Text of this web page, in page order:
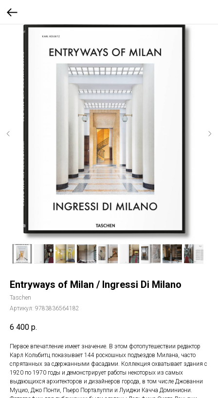
Entryways of Milan / Ingressi Di Milano
Taschen
Артикул: 9783836564182
6 400 р.
Первое впечатление имеет значение. В этом фотопутешествии редактор
Карл Кольбитц показывает 144 роскошных подъездов Милана, часто
спрятанных за сдержанными фасадами. Коллекция охватывает здания с
1920 по 1970 годы и демонстрирует работы некоторых из самых
выдающихся архитекторов и дизайнеров города, в том числе Джованни
Муцио, Джо Понти, Пьеро Порталуппи и Луиджи Качча Доминиони.